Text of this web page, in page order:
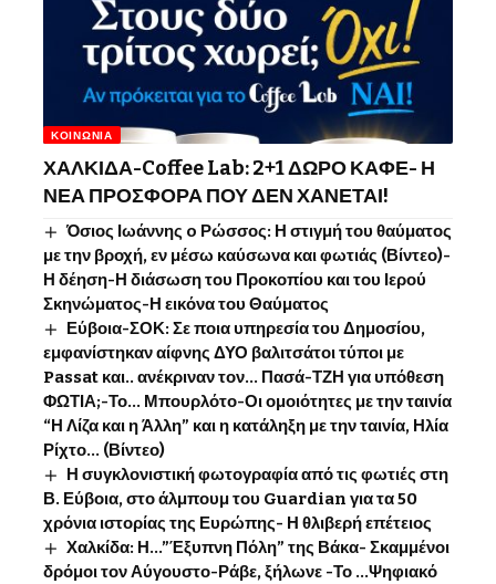
ΚΟΙΝΩΝΊΑ
ΧΑΛΚΙΔΑ-Coffee Lab: 2+1 ΔΩΡΟ ΚΑΦΕ- Η
ΝΕΑ ΠΡΟΣΦΟΡΑ ΠΟΥ ΔΕΝ ΧΑΝΕΤΑΙ!
Όσιος Ιωάννης o Ρώσσος: Η στιγμή του θαύματος
με την βροχή, εν μέσω καύσωνα και φωτιάς (Βίντεο)-
Η δέηση-Η διάσωση του Προκοπίου και του Ιερού
Σκηνώματος-Η εικόνα του Θαύματος
Εύβοια-ΣΟΚ: Σε ποια υπηρεσία του Δημοσίου,
εμφανίστηκαν αίφνης ΔΥΟ βαλιτσάτοι τύποι με
Passat και.. ανέκριναν τον… Πασά-ΤΖΗ για υπόθεση
ΦΩΤΙΑ;-Το… Μπουρλότο-Οι ομοιότητες με την ταινία
“Η Λίζα και η Άλλη” και η κατάληξη με την ταινία, Ηλία
Ρίχτο… (Βίντεο)
Η συγκλονιστική φωτογραφία από τις φωτιές στη
Β. Εύβοια, στο άλμπουμ του Guardian για τα 50
χρόνια ιστορίας της Ευρώπης- Η θλιβερή επέτειος
Χαλκίδα: Η…”Έξυπνη Πόλη” της Βάκα- Σκαμμένοι
δρόμοι τον Αύγουστο-Ράβε, ξήλωνε -Το …Ψηφιακό